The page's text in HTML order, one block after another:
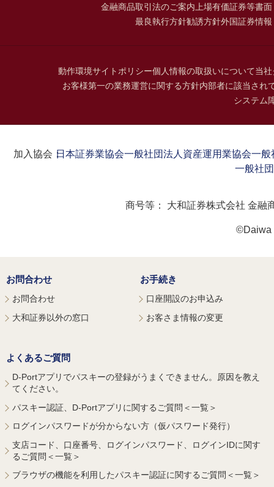
金融商品取引法のご案内上場有価証券等書
最良執行方針勧誘方針外国証券情
動作環境サイトポリシー個人情報の取扱いについて当
お客様第一の業務運営に関する方針内部者に該当され
システム
加入協会：日本証券業協会一般社団法人資産運用業協会一般
一般社
商号等： 大和証券株式会社 金融
©Daiwa
お問合わせ
お問合わせ
大和証券以外の窓口
お手続き
口座開設のお申込み
お客さま情報の変更
よくあるご質問
D-Portアプリでパスキーの登録がうまくできません。原因を教え
てください。
パスキー認証、D-Portアプリに関するご質問＜一覧＞
ログインパスワードが分からない方（仮パスワード発行）
支店コード、口座番号、ログインパスワード、ログインIDに関す
るご質問＜一覧＞
ブラウザの機能を利用したパスキー認証に関するご質問＜一覧＞